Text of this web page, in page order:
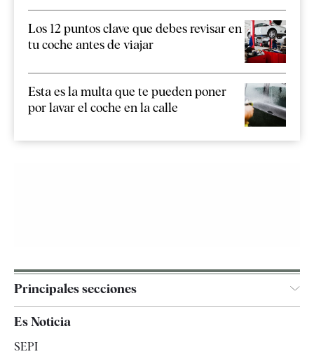
Los 12 puntos clave que debes revisar en
tu coche antes de viajar
Esta es la multa que te pueden poner
por lavar el coche en la calle
Principales secciones
Es Noticia
SEPI